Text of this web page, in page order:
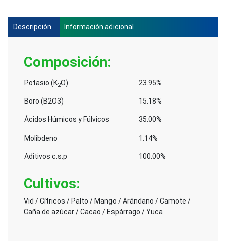
Descripción Información adicional
Composición:
Potasio (K2O) 23.95%
Boro (B2O3) 15.18%
Ácidos Húmicos y Fúlvicos 35.00%
Molibdeno 1.14%
Aditivos c.s.p 100.00%
Cultivos:
Vid / Cítricos / Palto / Mango / Arándano / Camote /
Caña de azúcar / Cacao / Espárrago / Yuca